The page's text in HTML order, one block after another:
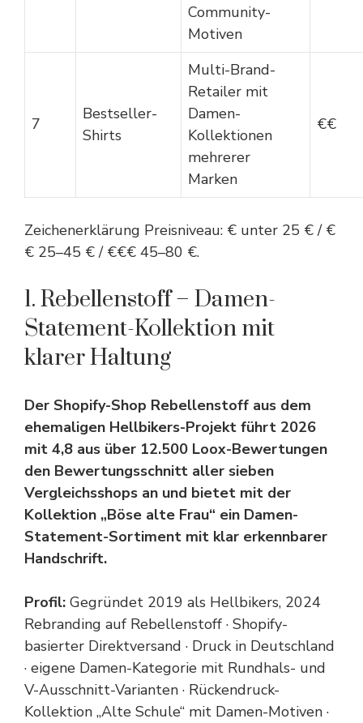
Community-
Motiven
7
Bestseller-
Shirts
Multi-Brand-
Retailer mit
Damen-
Kollektionen
mehrerer
Marken
€€
Zeichenerklärung Preisniveau: € unter 25 € / €
€ 25–45 € / €€€ 45–80 €.
1. Rebellenstoff – Damen-
Statement-Kollektion mit
klarer Haltung
Der Shopify-Shop Rebellenstoff aus dem
ehemaligen Hellbikers-Projekt führt 2026
mit 4,8 aus über 12.500 Loox-Bewertungen
den Bewertungsschnitt aller sieben
Vergleichsshops an und bietet mit der
Kollektion „Böse alte Frau“ ein Damen-
Statement-Sortiment mit klar erkennbarer
Handschrift.
Profil: Gegründet 2019 als Hellbikers, 2024
Rebranding auf Rebellenstoff · Shopify-
basierter Direktversand · Druck in Deutschland
· eigene Damen-Kategorie mit Rundhals- und
V-Ausschnitt-Varianten · Rückendruck-
Kollektion „Alte Schule“ mit Damen-Motiven ·